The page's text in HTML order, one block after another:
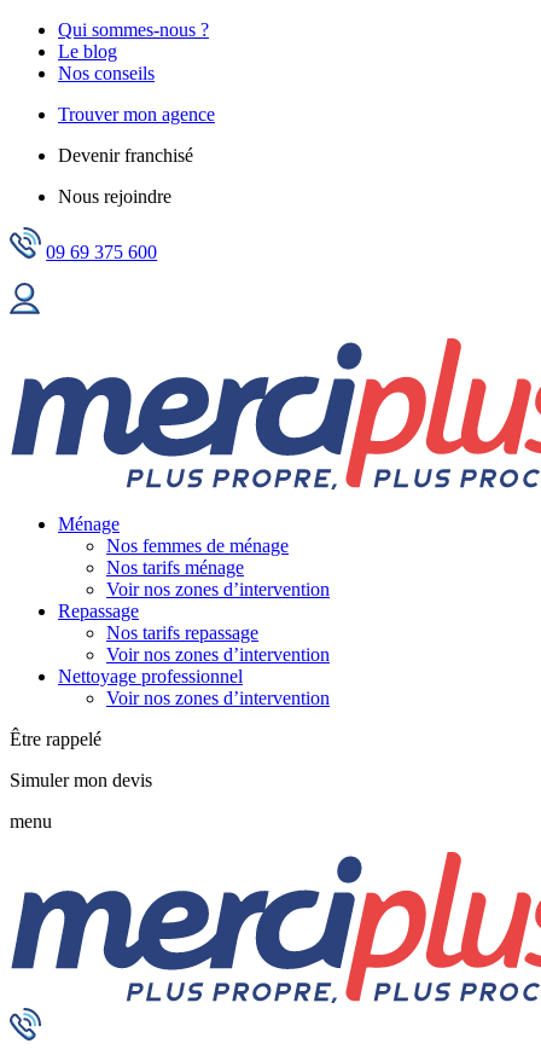
Qui sommes-nous ?
Le blog
Nos conseils
Trouver mon agence
Devenir franchisé
Nous rejoindre
09 69 375 600
Ménage
Nos femmes de ménage
Nos tarifs ménage
Voir nos zones d’intervention
Repassage
Nos tarifs repassage
Voir nos zones d’intervention
Nettoyage professionnel
Voir nos zones d’intervention
Être rappelé
Simuler mon devis
menu